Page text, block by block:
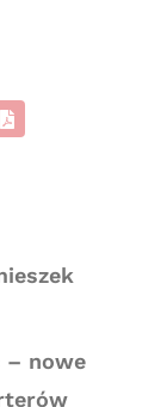
– nowe